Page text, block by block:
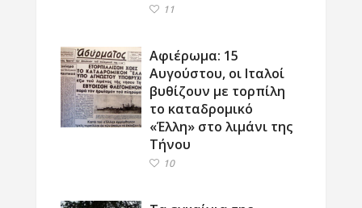
11
Αφιέρωμα: 15
Αυγούστου, οι Ιταλοί
βυθίζουν με τορπίλη
το καταδρομικό
«Έλλη» στο λιμάνι της
Τήνου
10